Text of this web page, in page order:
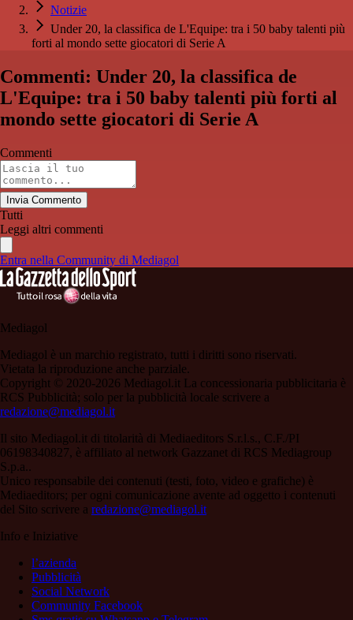
Notizie
Under 20, la classifica de L'Equipe: tra i 50 baby talenti più
forti al mondo sette giocatori di Serie A
Commenti: Under 20, la classifica de
L'Equipe: tra i 50 baby talenti più forti al
mondo sette giocatori di Serie A
Commenti
Invia Commento
Tutti
Leggi altri commenti
Entra nella Community di Mediagol
Mediagol
Mediagol è un marchio registrato, tutti i diritti sono riservati.
Vietata la riproduzione anche parziale.
Copyright © 2020-2026 Mediagol.it La concessionaria pubblicitaria è
RCS Pubblicità; solo per la pubblicità locale scrivere a
redazione@mediagol.it
Il sito Mediagol.it di titolarità di Mediaeditors S.r.l.s., C.F./PI
06198340827, è affiliato al network Gazzanet di RCS Mediagroup
S.p.a..
Unico responsabile dei contenuti (testi, foto, video e grafiche) è
Mediaeditors; per ogni comunicazione avente ad oggetto i contenuti
del Sito scrivere a redazione@mediagol.it
Info e Iniziative
l’azienda
Pubblicità
Social Network
Community Facebook